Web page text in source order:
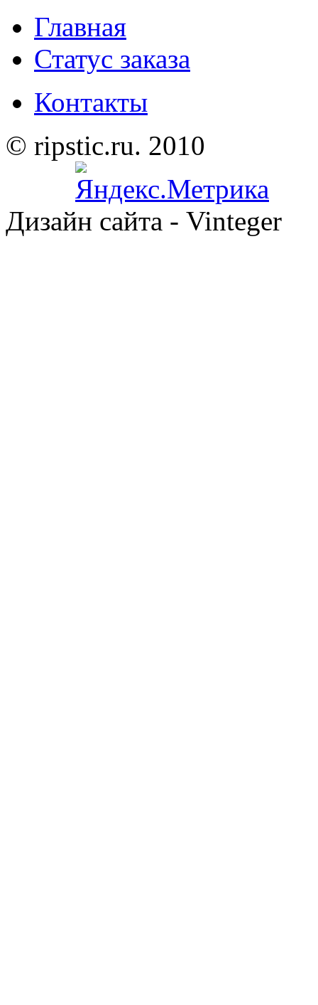
Главная
Статус заказа
Контакты
© ripstic.ru. 2010
Дизайн сайта - Vinteger